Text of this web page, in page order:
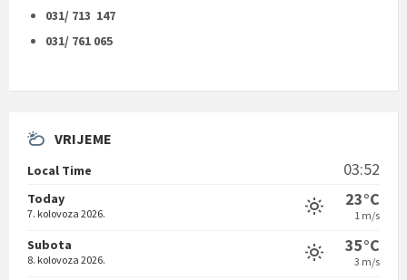
031/ 713 147
031/ 761 065
VRIJEME
Local Time 03:52
Today
7. kolovoza 2026.
23°C
1 m/s
Subota
8. kolovoza 2026.
35°C
3 m/s